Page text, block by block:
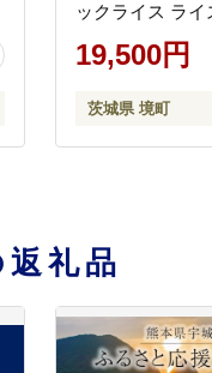
ックライス ライ
パックご飯 K2676
19,500円
茨城県 境町
礼品